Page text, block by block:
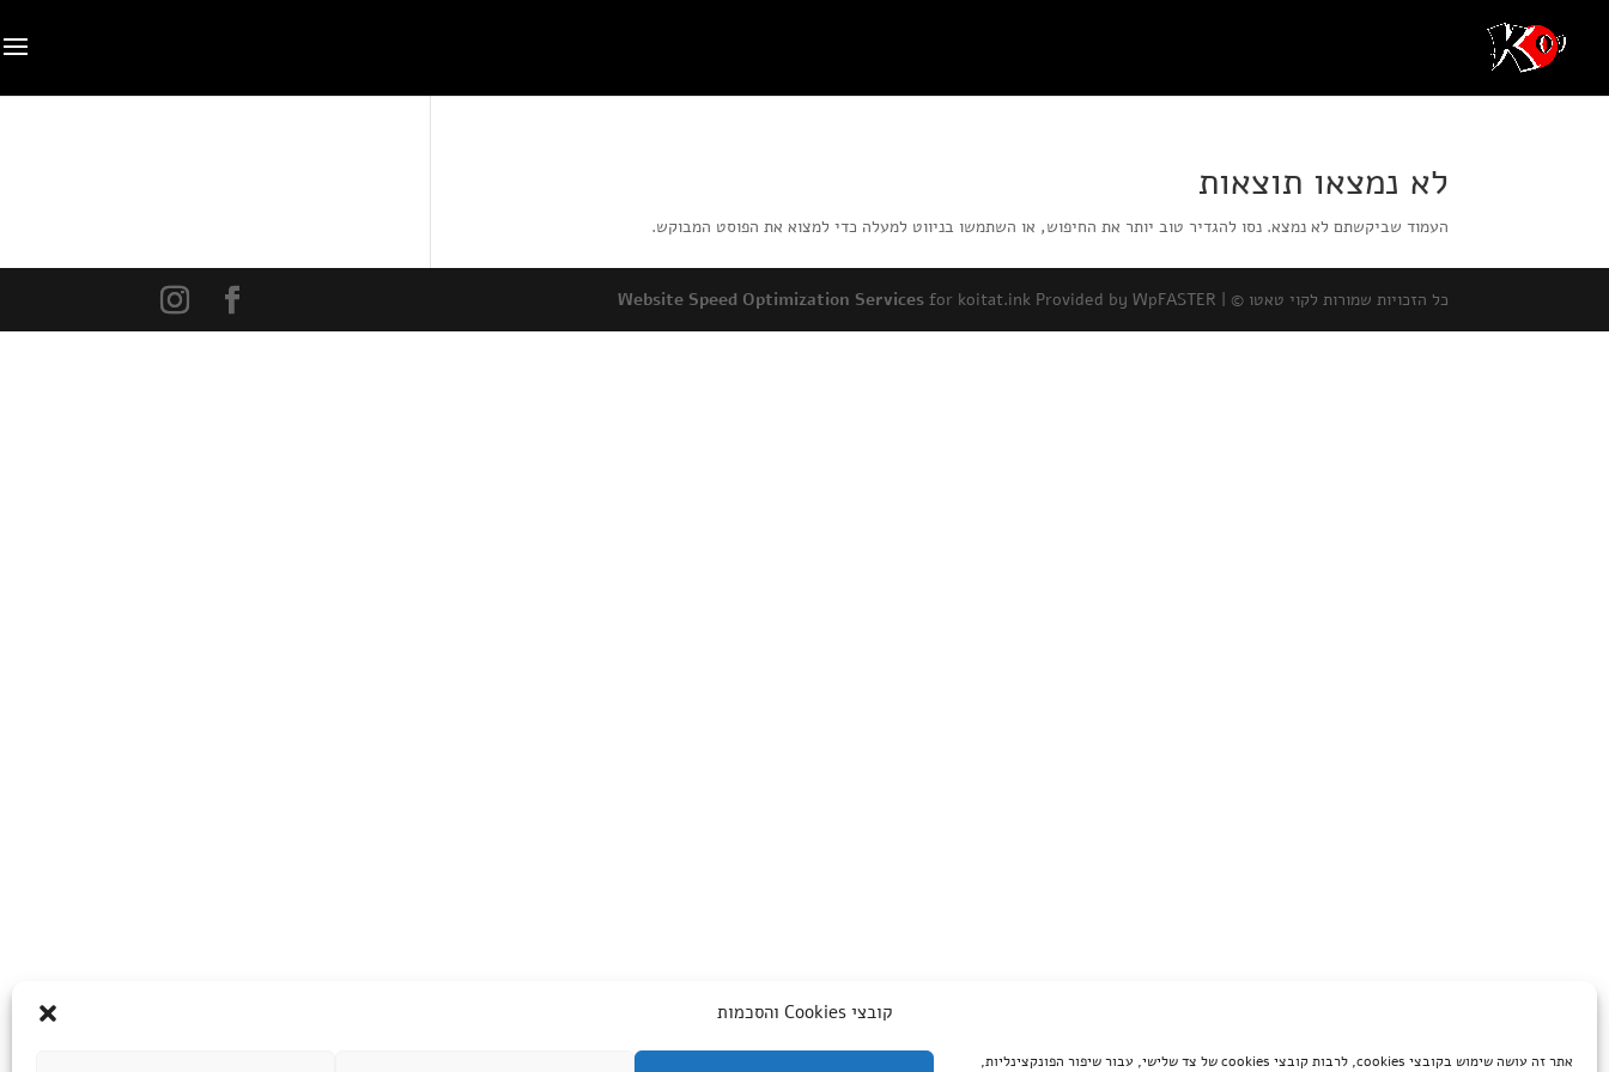
קובצי Cookies והסכמות
אתר זה עושה שימוש בקובצי cookies, לרבות קובצי cookies של צד שלישי, עבור שיפור הפונקצינליות,
לא נמצאו תוצאות
העמוד שביקשתם לא נמצא. נסו להגדיר טוב יותר את החיפוש, או השתמשו בניווט למעלה כדי למצוא את הפוסט המבוקש.
כל הזכויות שמורות לקוי טאטו © | Website Speed Optimization Servicesfor koitat.ink Provided by WpFASTER